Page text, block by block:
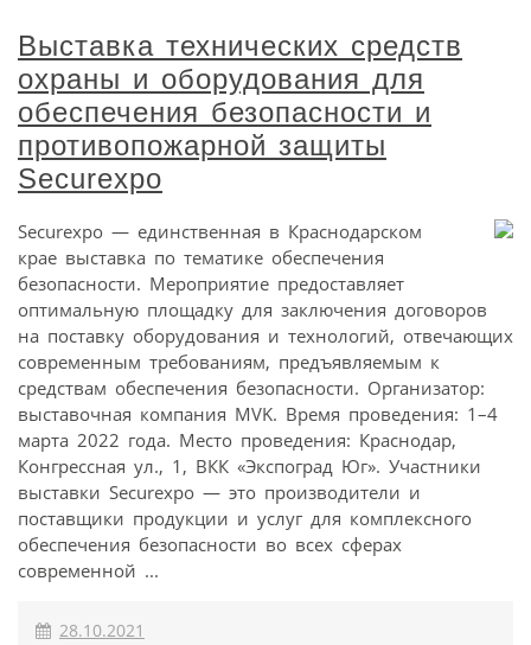
Выставка технических средств
охраны и оборудования для
обеспечения безопасности и
противопожарной защиты
Securexpo
Securexpo — единственная в Краснодарском
крае выставка по тематике обеспечения
безопасности. Мероприятие предоставляет
оптимальную площадку для заключения договоров
на поставку оборудования и технологий, отвечающих
современным требованиям, предъявляемым к
средствам обеспечения безопасности. Организатор:
выставочная компания MVK. Время проведения: 1–4
марта 2022 года. Место проведения: Краснодар,
Конгрессная ул., 1, ВКК «Экспоград Юг». Участники
выставки Securexpo — это производители и
поставщики продукции и услуг для комплексного
обеспечения безопасности во всех сферах
современной ...
28.10.2021